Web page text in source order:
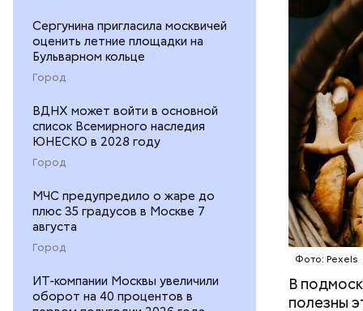
Сергунина пригласила москвичей
оценить летние площадки на
Бульварном кольце
Город
ВДНХ может войти в основной
список Всемирного наследия
ЮНЕСКО в 2028 году
Город
МЧС предупредило о жаре до
плюс 35 градусов в Москве 7
августа
Город
ИТ-компании Москвы увеличили
оборот на 40 процентов в
Фото: Pexels
В
полезны
Среднее
Большие